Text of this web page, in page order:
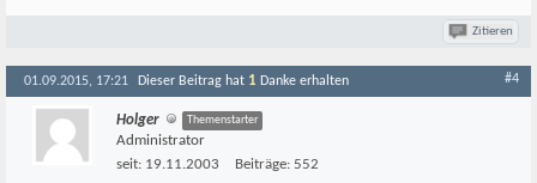
Zitieren
01.09.2015, 17:21 Dieser Beitrag hat 1 Danke erhalten #4
Holger Themenstarter
Administrator
seit: 19.11.2003 Beiträge: 552